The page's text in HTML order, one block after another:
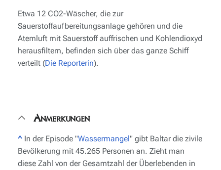
Etwa 12 CO2-Wäscher, die zur
Sauerstoffaufbereitungsanlage gehören und die
Atemluft mit Sauerstoff auffrischen und Kohlendioxyd
herausfiltern, befinden sich über das ganze Schiff
verteilt (Die Reporterin).
Anmerkungen
^ In der Episode "Wassermangel" gibt Baltar die zivile
Bevölkerung mit 45.265 Personen an. Zieht man
diese Zahl von der Gesamtzahl der Überlebenden in